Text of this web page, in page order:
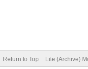
Return to Top Lite (Archive)